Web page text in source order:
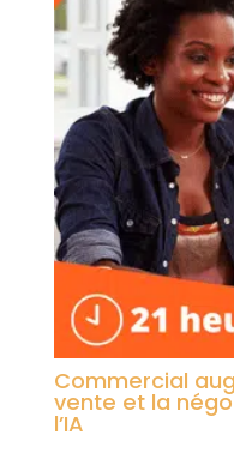
Commercial
vente et la
l’IA